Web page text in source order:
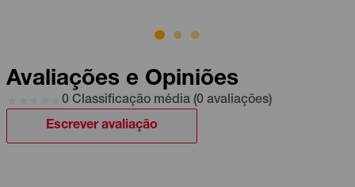
Avaliações e Opiniões
0 Classificação média (0 avaliações)
Escrever avaliação